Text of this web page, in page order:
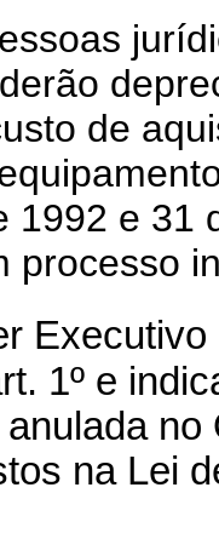
de
1992 e 31
processo
1º e
na Lei